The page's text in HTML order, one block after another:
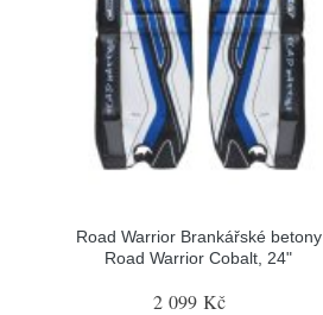
Road Warrior Brankářské betony
Road Warrior Cobalt, 24"
2 099 Kč